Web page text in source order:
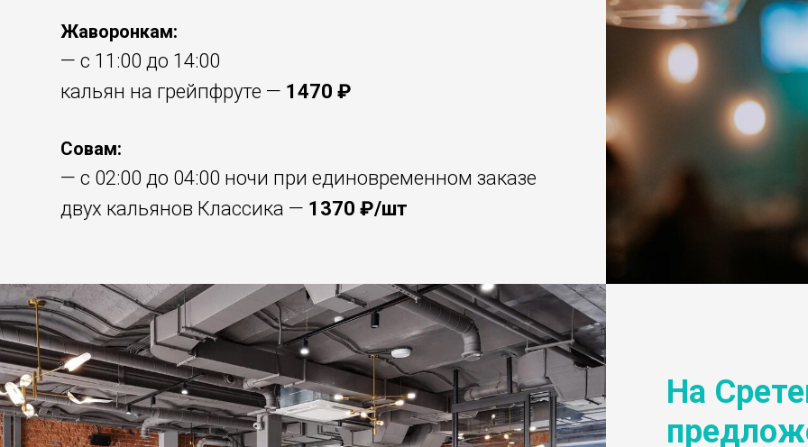
Жаворонкам:
— с 11:00 до 14:00
кальян на грейпфруте — 1470 ₽
Совам:
— с 02:00 до 04:00 ночи при единовременном заказе
двух кальянов Классика — 1370 ₽/шт
На